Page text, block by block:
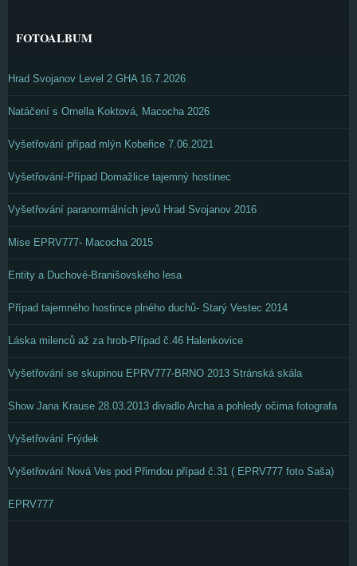
FOTOALBUM
Hrad Svojanov Level 2 GHA 16.7.2026
Natáčení s Ornella Koktová, Macocha 2026
Vyšetřování případ mlýn Kobeřice 7.06.2021
Vyšetřování-Případ Domažlice tajemný hostinec
Vyšetřování paranormálních jevů Hrad Svojanov 2016
Mise EPRV777- Macocha 2015
Entity a Duchové-Branišovského lesa
Případ tajemného hostince plného duchů- Starý Vestec 2014
Láska milenců až za hrob-Případ č.46 Halenkovice
Vyšetřování se skupinou EPRV777-BRNO 2013 Stránská skála
Show Jana Krause 28.03.2013 divadlo Archa a pohledy očima fotografa
Vyšetřování Frýdek
Vyšetřování Nová Ves pod Přimdou případ č.31 ( EPRV777 foto Saša)
EPRV777